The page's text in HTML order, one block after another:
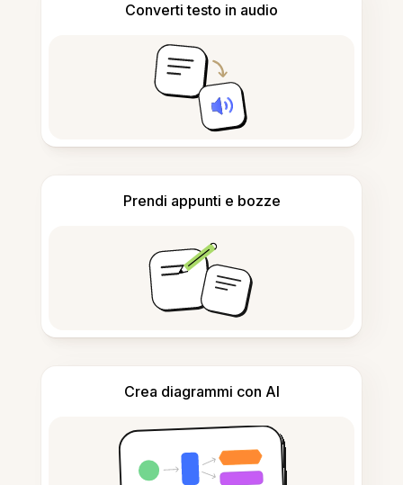
Converti testo in audio
Prendi appunti e bozze
Crea diagrammi con AI